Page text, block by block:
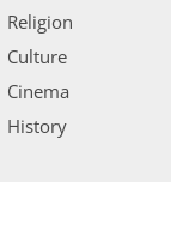
Religion
Culture
Cinema
History